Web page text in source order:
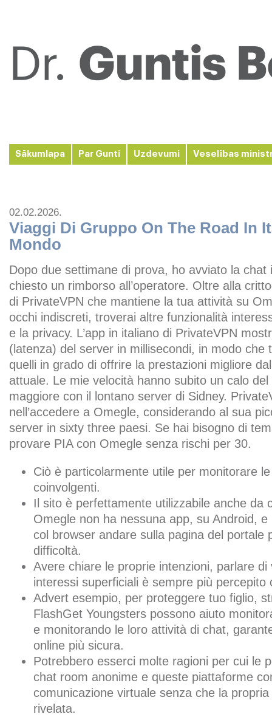
Sākumlapa Par Gunti Uzdevumi Veselības
02.02.2026.
Viaggi Di Gruppo On The Road In
Mondo
Dopo due settimane di prova, ho avviato la chat
chiesto un rimborso all’operatore. Oltre alla
di PrivateVPN che mantiene la tua attività su
occhi indiscreti, troverai altre funzionalità
e la privacy. L’app in italiano di PrivateVPN
(latenza) del server in millisecondi, in modo che
quelli in grado di offrire la prestazioni migliore
attuale. Le mie velocità hanno subito un calo
maggiore con il lontano server di Sidney.
nell’accedere a Omegle, considerando al sua
server in sixty three paesi. Se hai bisogno di
provare PIA con Omegle senza rischi per 30.
Ciò è particolarmente utile per monitorare
coinvolgenti.
Il sito è perfettamente utilizzabile anche da
Omegle non ha nessuna app, su Android,
col browser andare sulla pagina del portale
difficoltà.
Avere chiare le proprie intenzioni, parlare di
interessi superficiali è sempre più percepito
Advert esempio, per proteggere tuo figlio,
FlashGet Youngsters possono aiuto
e monitorando le loro attività di chat,
online più sicura.
Potrebbero esserci molte ragioni per cui le
chat room anonime e queste piattaforme
comunicazione virtuale senza che la
rivelata.